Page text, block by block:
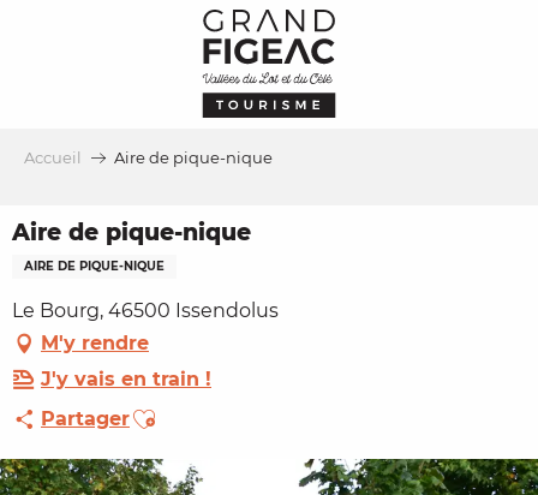
Accueil Aire de pique-nique
Aire de pique-nique
AIRE DE PIQUE-NIQUE
Le Bourg, 46500 Issendolus
M'y rendre
J'y vais en train !
PartagerAjouter aux favoris